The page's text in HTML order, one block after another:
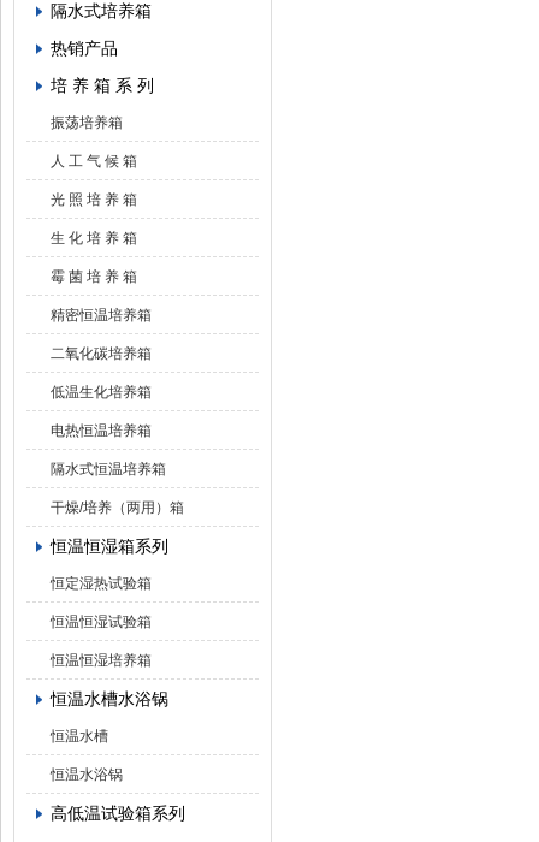
隔水式培养箱
热销产品
培 养 箱 系 列
振荡培养箱
人 工 气 候 箱
光 照 培 养 箱
生 化 培 养 箱
霉 菌 培 养 箱
精密恒温培养箱
二氧化碳培养箱
低温生化培养箱
电热恒温培养箱
隔水式恒温培养箱
干燥/培养（两用）箱
恒温恒湿箱系列
恒定湿热试验箱
恒温恒湿试验箱
恒温恒湿培养箱
恒温水槽水浴锅
恒温水槽
恒温水浴锅
高低温试验箱系列